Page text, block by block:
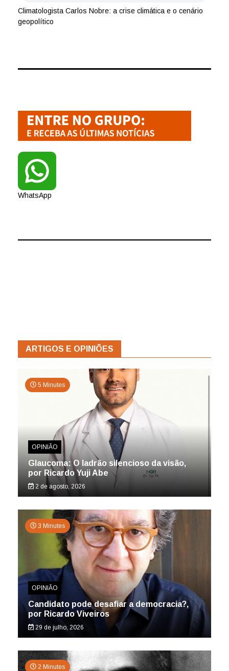
Climatologista Carlos Nobre: a crise climática e o cenário
geopolítico
WhatsApp
ARTIGOS E OPINIÕES
5 Minutes
OPINIÃO
Glaucoma: O ladrão silencioso da visão,
por Ricardo Yuji Abe
2 de agosto, 2026
3 Minutes
OPINIÃO
Candidato pode desafiar a democracia?,
por Ricardo Viveiros
29 de julho, 2026
2 Minutes